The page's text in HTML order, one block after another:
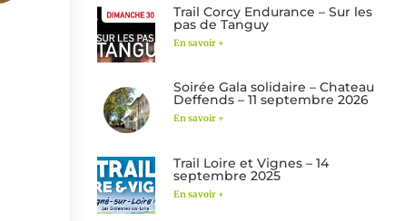
Trail Corcy Endurance – Sur les
pas de Tanguy
En savoir +
Soirée Gala solidaire – Chateau
Deffends – 11 septembre 2026
En savoir +
Trail Loire et Vignes – 14
septembre 2025
En savoir +